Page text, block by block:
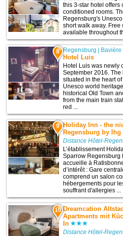
this 3-star hotel offers
conditioned rooms.
Regensburg's
short walk away. Free
available throughout
8 Regensburg Bavière
Hotel Luis
Hotel Luis was newly
September 2016.
situated in the heart
Unesco world
historical Old Town
from the main train
red ...
9 Holiday Inn - the
Regensburg by Ihg
Distance Hôtel-
L’établissement
Sparrow Regensburg
accueille à
d’intérêt : Gare
comprend un salon
hébergements pour
souffrant d'allergies ...
10 Dreamcation
Apartments mit
In
Distance Hôtel-